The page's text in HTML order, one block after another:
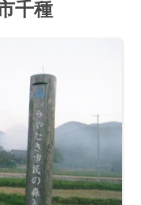
キ千種